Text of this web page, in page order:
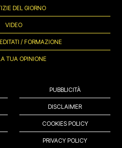
DEL GIORNO
VIDEO
/ FORMAZIONE
TUA OPINIONE
PUBBLICITÀ
DISCLAIMER
COOKIES POLICY
PRIVACY POLICY